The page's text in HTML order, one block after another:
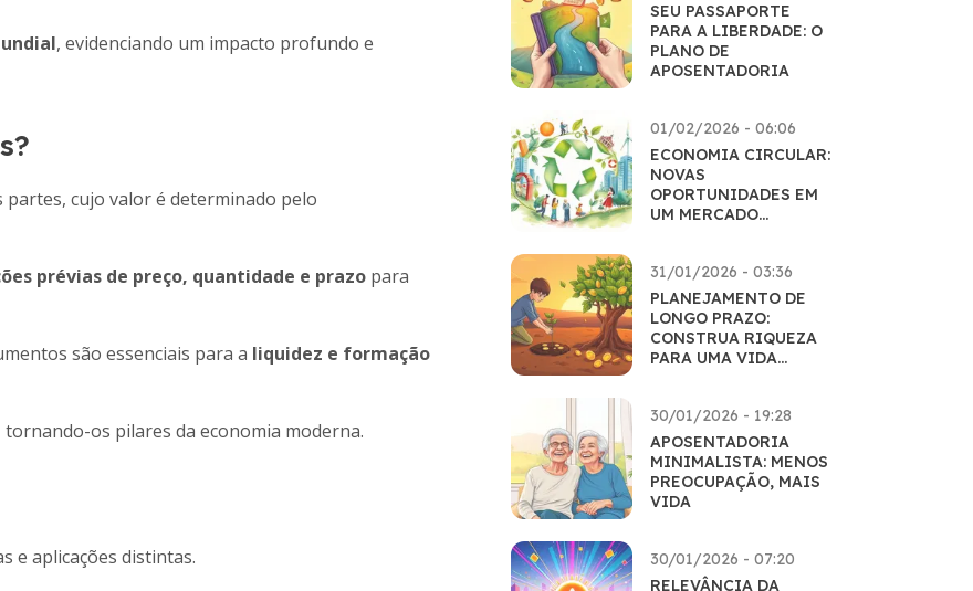
, evidenciando um impacto profundo e
cujo valor é determinado pelo
prévias de preço, quantidade e prazo para
são essenciais para a liquidez e formação
os pilares da economia moderna.
e aplicações distintas.
SEU PASSAPORTE
PARA A LIBERDADE: O
PLANO DE
APOSENTADORIA
01/02/2026 - 06:06
ECONOMIA CIRCULAR:
NOVAS
OPORTUNIDADES EM
UM MERCADO
31/01/2026 - 03:36
PLANEJAMENTO DE
LONGO PRAZO:
CONSTRUA RIQUEZA
PARA UMA VIDA
30/01/2026 - 19:28
APOSENTADORIA
MINIMALISTA: MENOS
PREOCUPAÇÃO, MAIS
VIDA
30/01/2026 - 07:20
RELEVÂNCIA DA